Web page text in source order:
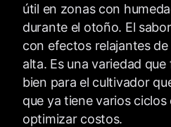
útil en zonas con
durante el otoño. El
con efectos relajantes
alta. Es una variedad
bien para el cultivador
que ya tiene varios ciclos
optimizar costos.